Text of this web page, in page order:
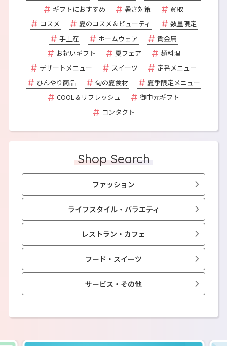
ギフトにおすすめ
暑さ対策
買取
コスメ
夏のコスメ＆ビューティ
数量限定
手土産
ホームウェア
貴金属
お祝いギフト
夏フェア
麺料理
デザートメニュー
スイーツ
定番メニュー
ひんやり商品
旬の夏食材
夏季限定メニュー
COOL＆リフレッシュ
御中元ギフト
コンタクト
Shop Search
ファッション
ライフスタイル・バラエティ
レストラン・カフェ
フード・スイーツ
サービス・その他